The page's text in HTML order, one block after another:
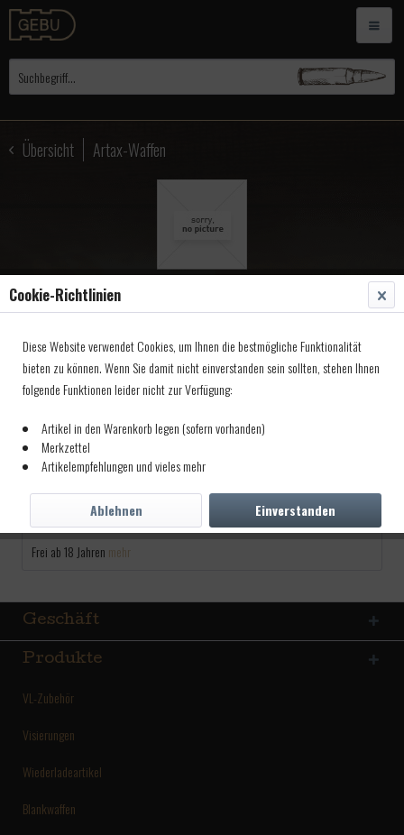
Übersicht Artax-Waffen
.Tryon Creedmoore Rifle,
Kal.
998,00 € *
inkl. MwSt.zzgl. Versandkosten
Beschreibung
Frei ab 18 Jahren mehr
Geschäft
Produkte
VL-Zubehör
Visierungen
Wiederladeartikel
Blankwaffen
Cookie-Richtlinien
Diese Website verwendet Cookies, um Ihnen die bestmögliche Funktionalität
bieten zu können. Wenn Sie damit nicht einverstanden sein sollten, stehen Ihnen
folgende Funktionen leider nicht zur Verfügung:
Artikel in den Warenkorb legen (sofern vorhanden)
Merkzettel
Artikelempfehlungen und vieles mehr
Einverstanden
Ablehnen